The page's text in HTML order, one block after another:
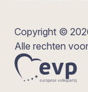
Copyright ©
Alle rechten